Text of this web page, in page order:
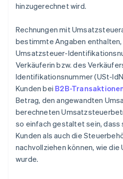
hinzugerechnet wird.
Rechnungen mit
bestimmte Angaben
Umsatzsteuer-
Verkäuferin bzw. des
Identifikationsnummer (USt-
Kunden bei B2B-
Betrag, den angewandten
berechneten
so einfach gestaltet sein, dass
Kunden als auch die
nachvollziehen können, wie
wurde.